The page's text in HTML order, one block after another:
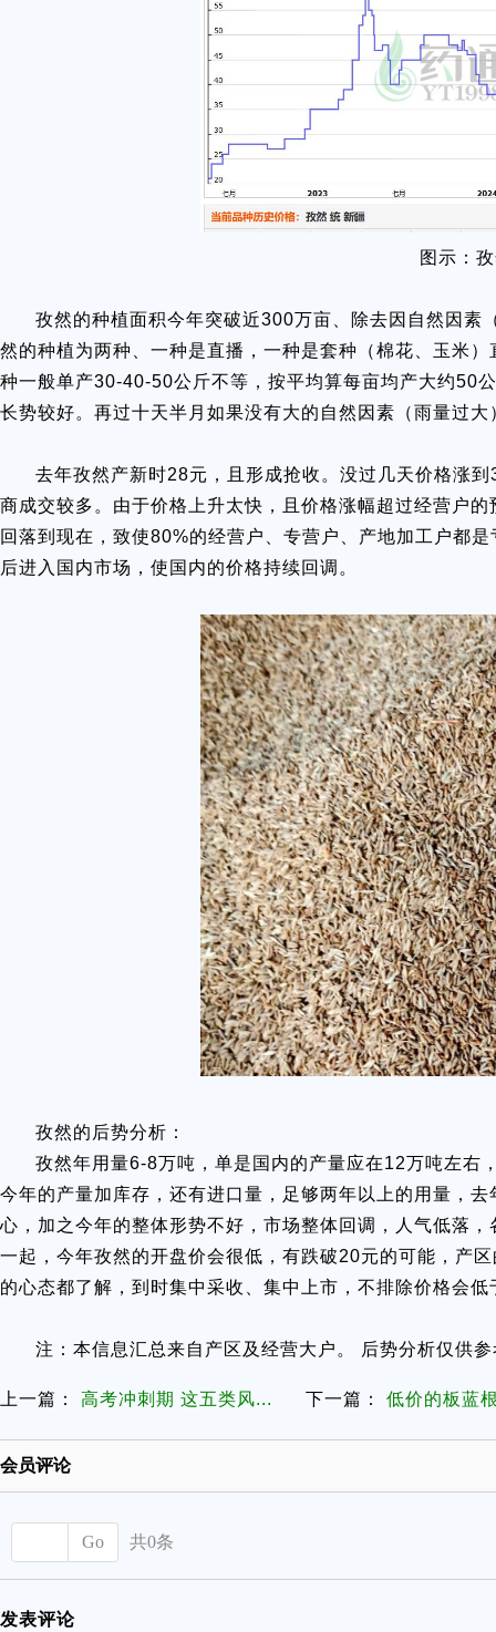
图示：
孜然的种植面积今年突破近300万亩、除去因自然因
然的种植为两种、一种是直播，一种是套种（棉花、玉米
种一般单产30-40-50公斤不等，按平均算每亩均产大约50
长势较好。再过十天半月如果没有大的自然因素（雨量过
去年孜然产新时28元，且形成抢收。没过几天价格涨
商成交较多。由于价格上升太快，且价格涨幅超过经营户
回落到现在，致使80%的经营户、专营户、产地加工户都
后进入国内市场，使国内的价格持续回调。
孜然的后势分析：
孜然年用量6-8万吨，单是国内的产量应在12万吨左右
今年的产量加库存，还有进口量，足够两年以上的用量，
心，加之今年的整体形势不好，市场整体回调，人气低落
一起，今年孜然的开盘价会很低，有跌破20元的可能，产
的心态都了解，到时集中采收、集中上市，不排除价格会低
注：本信息汇总来自产区及经营大户。 后势分析仅供
上一篇： 高考冲刺期 这五类风... 下一篇： 低价的板蓝
会员评论
Go 共0条
发表评论